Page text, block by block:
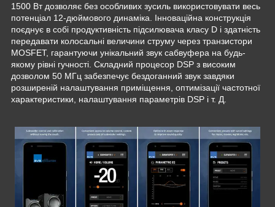
1500 Вт дозволяє без особливих зусиль використовувати весь
потенціал 12-дюймового динаміка. Інноваційна конструкція
поєднує в собі продуктивність підсилювача класу D і здатність
передавати колосальні величини струму через транзистори
MOSFET, гарантуючи унікальний звук сабвуфера на будь-
якому рівні гучності. Складний процесор DSP з високим
дозволом 50 МГц забезпечує бездоганний звук завдяки
розширеній налаштування приміщення, оптимізації частотної
характеристики, налаштування параметрів DSP і т. Д.